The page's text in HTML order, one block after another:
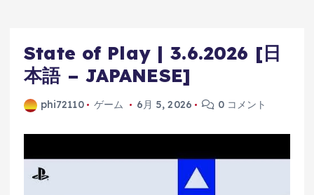
State of Play | 3.6.2026 [日
本語 – JAPANESE]
phi72110 ゲーム 6月 5, 2026 0 コメント